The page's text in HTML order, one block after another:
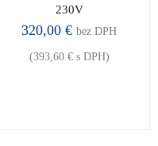
230V
320,00 € bez DPH
(393,60 €s DPH)